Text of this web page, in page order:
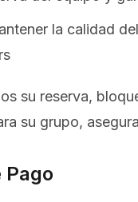
la calidad
su reserva,
su grupo,